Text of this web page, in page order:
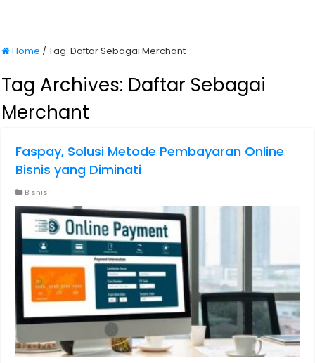
Home /Tag:Daftar Sebagai Merchant
Tag Archives: Daftar Sebagai
Merchant
Faspay, Solusi Metode Pembayaran Online
Bisnis yang Diminati
Bisnis